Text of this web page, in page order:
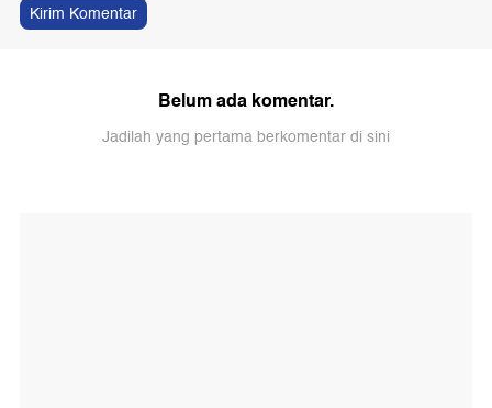
Kirim Komentar
Belum ada komentar.
Jadilah yang pertama berkomentar di sini